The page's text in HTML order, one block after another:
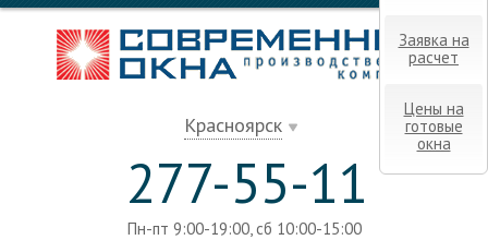
Заявка на
расчет
Цены на
готовые
окна
Красноярск
277-55-11
Пн-пт 9:00-19:00, сб 10:00-15:00